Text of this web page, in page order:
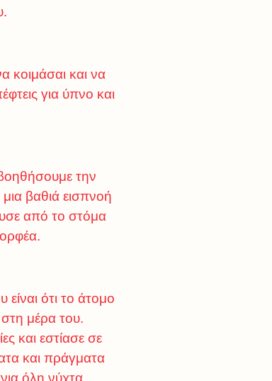
κοιμάσαι και να
για ύπνο και
την
βαθιά εισπνοή
από το στόμα
ότι το άτομο
στη μέρα του.
και εστίασε σε
και πράγματα
όλη νύχτα.